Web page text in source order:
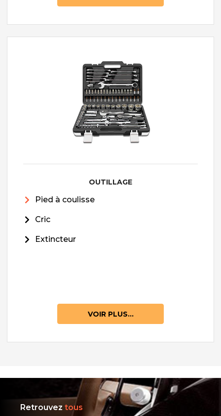
OUTILLAGE
Pied à coulisse
Cric
Extincteur
VOIR PLUS...
Retrouvez tous